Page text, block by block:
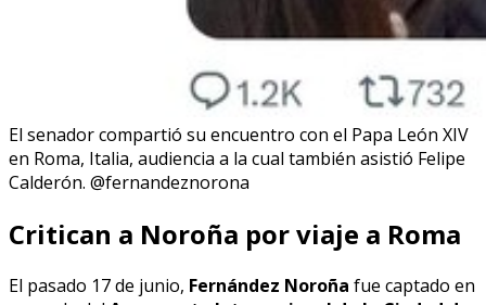
El senador compartió su encuentro con el Papa León XIV
en Roma, Italia, audiencia a la cual también asistió Felipe
Calderón. @fernandeznorona
Critican a Noroña por viaje a Roma
El pasado 17 de junio, Fernández Noroña fue captado en